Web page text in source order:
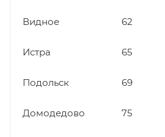
Видное 62
Истра 65
Подольск 69
Домодедово 75